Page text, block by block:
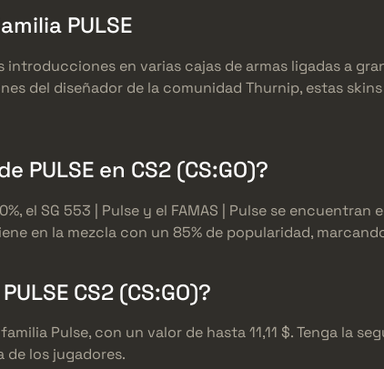
PULSE
introducciones en varias cajas de armas ligadas a
del diseñador de la comunidad Thurnip, estas
PULSE en CS2 (CS:GO)?
el SG 553 | Pulse y el FAMAS | Pulse se
en la mezcla con un 85% de popularidad,
CS2 (CS:GO)?
Pulse, con un valor de hasta 11,11 $. Tenga la
de los jugadores.